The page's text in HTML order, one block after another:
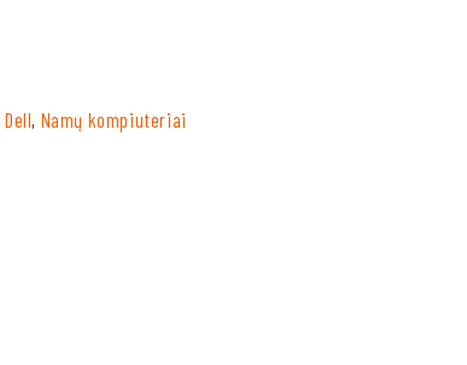
Dell, Namų kompiuteriai